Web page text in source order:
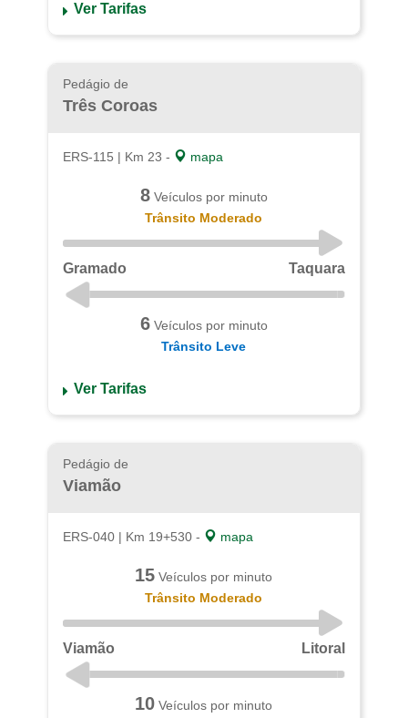
Ver Tarifas
Pedágio de
Três Coroas
ERS-115 | Km 23 - mapa
8Veículos por minuto
Trânsito Moderado
Gramado Taquara
6Veículos por minuto
Trânsito Leve
Ver Tarifas
Pedágio de
Viamão
ERS-040 | Km 19+530 - mapa
15 Veículos por minuto
Trânsito Moderado
Viamão Litoral
10 Veículos por minuto